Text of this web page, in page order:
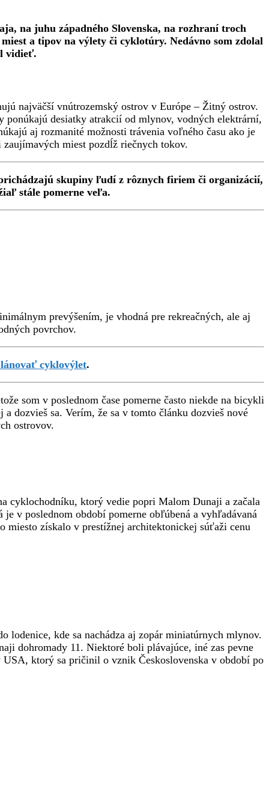
na juhu západného Slovenska, na rozhraní troch
a tipov na výlety či cyklotúry. Nedávno som zdolal
vidieť.
najväčší vnútrozemský ostrov v Európe – Žitný ostrov.
ponúkajú desiatky atrakcií od mlynov, vodných elektrární,
aj rozmanité možnosti trávenia voľného času ako je
miest pozdĺž riečnych tokov.
skupiny ľudí z rôznych firiem či organizácií,
stále pomerne veľa.
prevýšením, je vhodná pre rekreačných, ale aj
povrchov.
cyklovýlet.
som v poslednom čase pomerne často niekde na bicykli
dozvieš sa. Verím, že sa v tomto článku dozvieš nové
ostrovov.
cyklochodníku, ktorý vedie popri Malom Dunaji a začala
v poslednom období pomerne obľúbená a vyhľadávaná
miesto získalo v prestížnej architektonickej súťaži cenu
lodenice, kde sa nachádza aj zopár miniatúrnych mlynov.
dohromady 11. Niektoré boli plávajúce, iné zas pevne
ktorý sa pričinil o vznik Československa v období po